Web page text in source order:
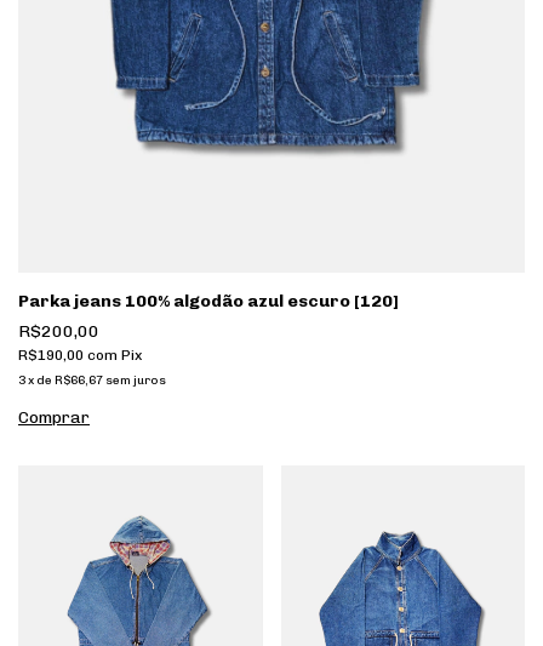
Parka jeans 100% algodão azul escuro [120]
R$200,00
R$190,00 com Pix
3x de R$66,67 sem juros